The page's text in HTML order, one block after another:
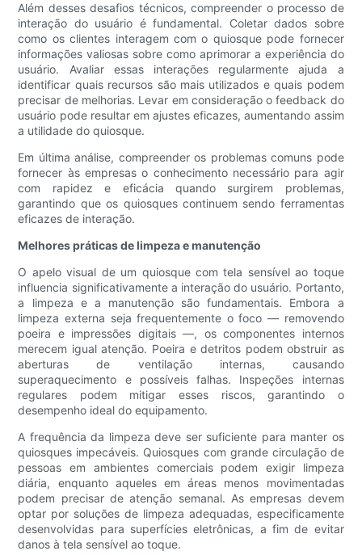
Além desses desafios técnicos, compreender o processo de
interação do usuário é fundamental. Coletar dados sobre
como os clientes interagem com o quiosque pode fornecer
informações valiosas sobre como aprimorar a experiência do
usuário. Avaliar essas interações regularmente ajuda a
identificar quais recursos são mais utilizados e quais podem
precisar de melhorias. Levar em consideração o feedback do
usuário pode resultar em ajustes eficazes, aumentando assim
a utilidade do quiosque.
Em última análise, compreender os problemas comuns pode
fornecer às empresas o conhecimento necessário para agir
com rapidez e eficácia quando surgirem problemas,
garantindo que os quiosques continuem sendo ferramentas
eficazes de interação.
Melhores práticas de limpeza e manutenção
O apelo visual de um quiosque com tela sensível ao toque
influencia significativamente a interação do usuário. Portanto,
a limpeza e a manutenção são fundamentais. Embora a
limpeza externa seja frequentemente o foco — removendo
poeira e impressões digitais —, os componentes internos
merecem igual atenção. Poeira e detritos podem obstruir as
aberturas de ventilação internas, causando
superaquecimento e possíveis falhas. Inspeções internas
regulares podem mitigar esses riscos, garantindo o
desempenho ideal do equipamento.
A frequência da limpeza deve ser suficiente para manter os
quiosques impecáveis. Quiosques com grande circulação de
pessoas em ambientes comerciais podem exigir limpeza
diária, enquanto aqueles em áreas menos movimentadas
podem precisar de atenção semanal. As empresas devem
optar por soluções de limpeza adequadas, especificamente
desenvolvidas para superfícies eletrônicas, a fim de evitar
danos à tela sensível ao toque.